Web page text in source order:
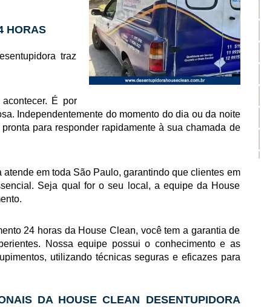
HORAS
traz
É por
Independentemente do momento do dia ou da noite
para responder rapidamente à sua chamada de
em toda São Paulo, garantindo que clientes em
Seja qual for o seu local, a equipe da House
24 horas da House Clean, você tem a garantia de
Nossa equipe possui o conhecimento e as
utilizando técnicas seguras e eficazes para
DA HOUSE CLEAN DESENTUPIDORA